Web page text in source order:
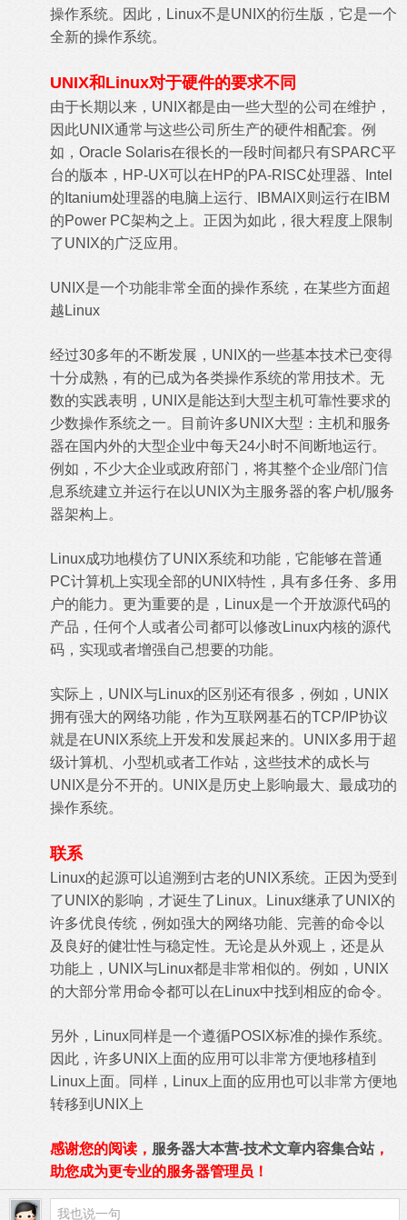
操作系统。因此，Linux不是UNIX的衍生版，它是一个
全新的操作系统。
UNIX和Linux对于硬件的要求不同
由于长期以来，UNIX都是由一些大型的公司在维护，
因此UNIX通常与这些公司所生产的硬件相配套。例
如，Oracle Solaris在很长的一段时间都只有SPARC平
台的版本，HP-UX可以在HP的PA-RISC处理器、Intel
的Itanium处理器的电脑上运行、IBMAlX则运行在IBM
的Power PC架构之上。正因为如此，很大程度上限制
了UNIX的广泛应用。
UNIX是一个功能非常全面的操作系统，在某些方面超
越Linux
经过30多年的不断发展，UNIX的一些基本技术已变得
十分成熟，有的已成为各类操作系统的常用技术。无
数的实践表明，UNIX是能达到大型主机可靠性要求的
少数操作系统之一。目前许多UNIX大型：主机和服务
器在国内外的大型企业中每天24小时不间断地运行。
例如，不少大企业或政府部门，将其整个企业/部门信
息系统建立并运行在以UNIX为主服务器的客户机/服务
器架构上。
Linux成功地模仿了UNIX系统和功能，它能够在普通
PC计算机上实现全部的UNIX特性，具有多任务、多用
户的能力。更为重要的是，Linux是一个开放源代码的
产品，任何个人或者公司都可以修改Linux内核的源代
码，实现或者增强自己想要的功能。
实际上，UNIX与Linux的区别还有很多，例如，UNIX
拥有强大的网络功能，作为互联网基石的TCP/IP协议
就是在UNIX系统上开发和发展起来的。UNIX多用于超
级计算机、小型机或者工作站，这些技术的成长与
UNIX是分不开的。UNIX是历史上影响最大、最成功的
操作系统。
联系
Linux的起源可以追溯到古老的UNIX系统。正因为受到
了UNIX的影响，才诞生了Linux。Linux继承了UNIX的
许多优良传统，例如强大的网络功能、完善的命令以
及良好的健壮性与稳定性。无论是从外观上，还是从
功能上，UNIX与Linux都是非常相似的。例如，UNIX
的大部分常用命令都可以在Linux中找到相应的命令。
另外，Linux同样是一个遵循POSIX标准的操作系统。
因此，许多UNIX上面的应用可以非常方便地移植到
Linux上面。同样，Linux上面的应用也可以非常方便地
转移到UNIX上
感谢您的阅读， 服务器大本营-技术文章内容集合站，
助您成为更专业的服务器管理员！